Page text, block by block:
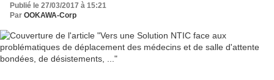
Publié le 27/03/2017 à 15:21
Par OOKAWA-Corp